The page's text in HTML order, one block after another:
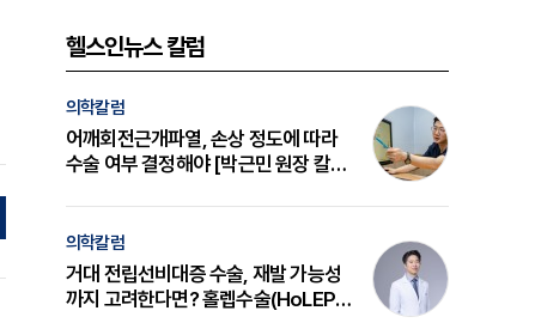
헬스인뉴스 칼럼
의학칼럼
어깨회전근개파열, 손상 정도에 따라
수술 여부 결정해야 [박근민 원장 칼
의학칼럼
거대 전립선비대증 수술, 재발 가능성
까지 고려한다면? 홀렙수술(HoLEP)